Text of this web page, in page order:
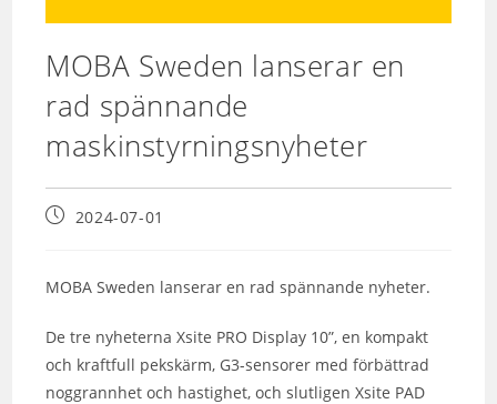
MOBA Sweden lanserar en
rad spännande
maskinstyrningsnyheter
2024-07-01
MOBA Sweden lanserar en rad spännande nyheter.
De tre nyheterna Xsite PRO Display 10”, en kompakt
och kraftfull pekskärm, G3-sensorer med förbättrad
noggrannhet och hastighet, och slutligen Xsite PAD